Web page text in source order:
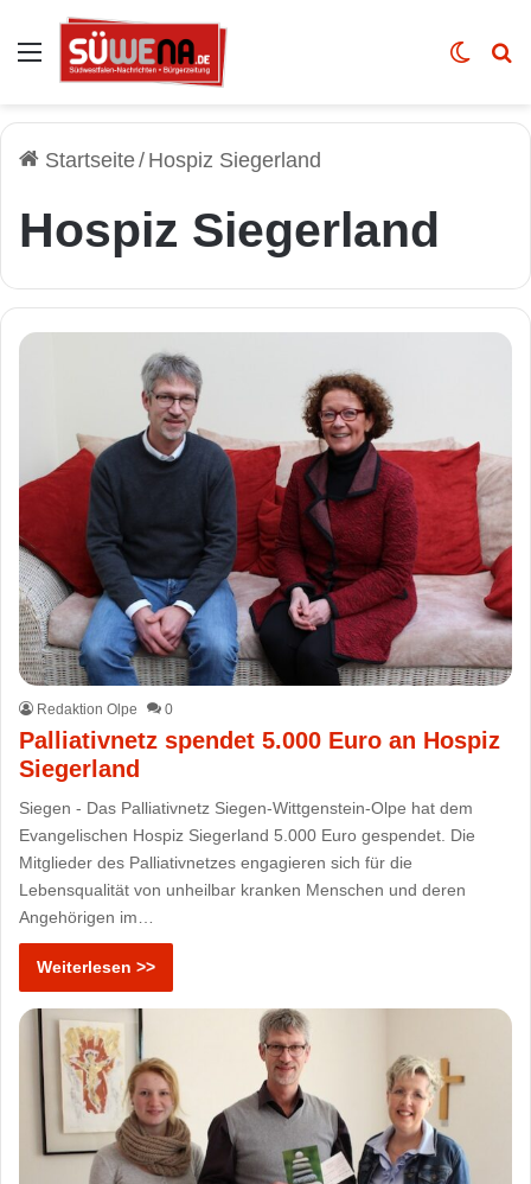
Auswahl Skin
Startseite/ Hospiz Siegerland
Hospiz Siegerland
Redaktion Olpe 0
Palliativnetz spendet 5.000 Euro an Hospiz
Siegerland
Siegen - Das Palliativnetz Siegen-Wittgenstein-Olpe hat dem
Evangelischen Hospiz Siegerland 5.000 Euro gespendet. Die
Mitglieder des Palliativnetzes engagieren sich für die
Lebensqualität von unheilbar kranken Menschen und deren
Angehörigen im…
Weiterlesen >>